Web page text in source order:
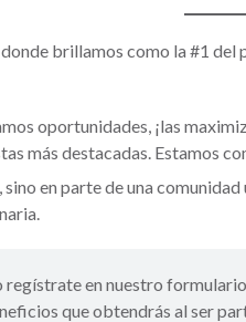
brillamos como la #1 del
oportunidades, ¡las
más destacadas. Estamos
en parte de una
regístrate en nuestro
que obtendrás al ser